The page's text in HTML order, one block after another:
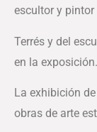
escultor y pintor
Terrés y del
en la exposición.
La exhibición
obras de arte